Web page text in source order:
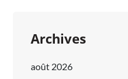
Archives
août 2026